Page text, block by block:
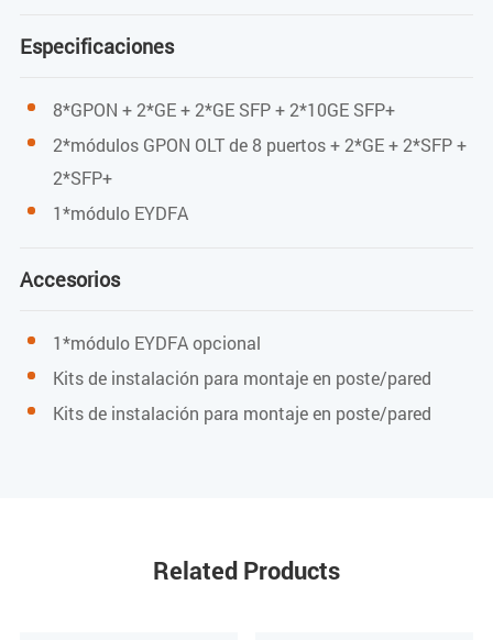
WIFI: Transmisor de datos
ETH: Transmisor de datos
Sistema anormal
Función WIFI desactivada
ETH desconectado
Voltaje de la batería normal
Especificaciones
8*GPON + 2*GE + 2*GE SFP + 2*10GE SFP+
2*módulos GPON OLT de 8 puertos + 2*GE + 2*SFP +
2*SFP+
1*módulo EYDFA
Accesorios
1*módulo EYDFA opcional
Kits de instalación para montaje en poste/pared
Kits de instalación para montaje en poste/pared
Related Products